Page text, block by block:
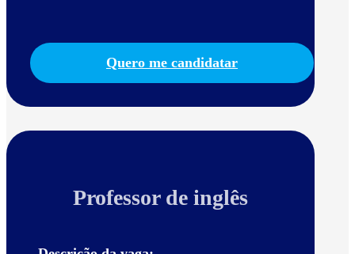
Quero me candidatar
Professor de inglês